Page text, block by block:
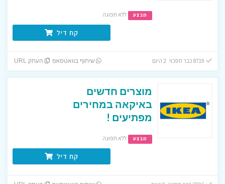
מבצע ללא תפוגה
קח דיל
שיתוף בוואטסאפ העתק URL
מוצרים חדשים
באיקאה במחירים
מפתיעים !
מבצע ללא תפוגה
קח דיל